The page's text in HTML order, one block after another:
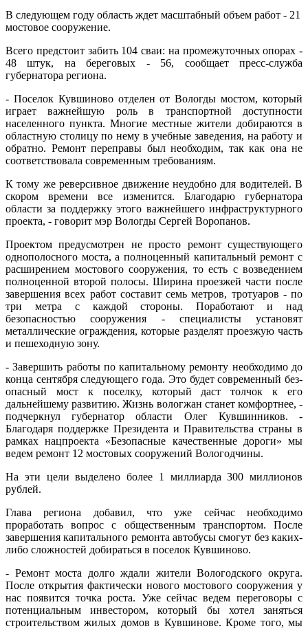
В следующем году область ждет масштабный объем работ - 21
мостовое сооружение.
Всего предстоит забить 104 сваи: на промежуточных опорах -
48 штук, на береговых - 56, сообщает пресс-служба
губернатора региона.
- Поселок Кувшиново отделен от Вологды мостом, который
играет важнейшую роль в транспортной доступности
населенного пункта. Многие местные жители добираются в
областную столицу по нему в учебные заведения, на работу и
обратно. Ремонт переправы был необходим, так как она не
соответствовала современным требованиям.
К тому же реверсивное движение неудобно для водителей. В
скором времени все изменится. Благодарю губернатора
области за поддержку этого важнейшего инфраструктурного
проекта, - говорит мэр Вологды Сергей Воропанов.
Проектом предусмотрен не просто ремонт существующего
однополосного моста, а полноценный капитальный ремонт с
расширением мостового сооружения, то есть с возведением
полноценной второй полосы. Ширина проезжей части после
завершения всех работ составит семь метров, тротуаров - по
три метра с каждой стороны. Поработают и над
безопасностью сооружения - специалисты установят
металлические ограждения, которые разделят проезжую часть
и пешеходную зону.
- Завершить работы по капитальному ремонту необходимо до
конца сентября следующего года. Это будет современный без­
опасный мост к поселку, который даст толчок к его
дальнейшему развитию. Жизнь вологжан станет комфортнее, -
подчеркнул губернатор области Олег Кувшинников. -
Благодаря поддержке Президента и Правительства страны в
рамках нацпроекта «Безопасные качественные дороги» мы
ведем ремонт 12 мостовых сооружений Вологодчины.
На эти цели выделено более 1 миллиарда 300 миллионов
рублей.
Глава региона добавил, что уже сейчас необходимо
проработать вопрос с общественным транспортом. После
завершения капитального ремонта автобусы смогут без каких-
либо сложностей добираться в поселок Кувшиново.
- Ремонт моста долго ждали жители Вологодского округа.
После открытия фактически нового мостового сооружения у
нас появится точка роста. Уже сейчас ведем переговоры с
потенциальным инвестором, который бы хотел заняться
строительством жилых домов в Кувшинове. Кроме того, мы